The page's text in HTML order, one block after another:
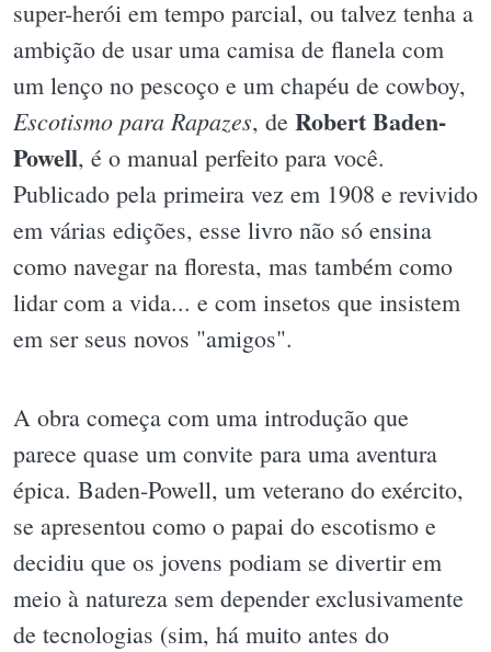
super-herói em tempo parcial, ou talvez tenha a
ambição de usar uma camisa de flanela com
um lenço no pescoço e um chapéu de cowboy,
Escotismo para Rapazes, de Robert Baden-
Powell, é o manual perfeito para você.
Publicado pela primeira vez em 1908 e revivido
em várias edições, esse livro não só ensina
como navegar na floresta, mas também como
lidar com a vida... e com insetos que insistem
em ser seus novos "amigos".
A obra começa com uma introdução que
parece quase um convite para uma aventura
épica. Baden-Powell, um veterano do exército,
se apresentou como o papai do escotismo e
decidiu que os jovens podiam se divertir em
meio à natureza sem depender exclusivamente
de tecnologias (sim, há muito antes do